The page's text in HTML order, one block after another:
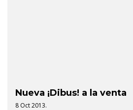
Nueva ¡Dibus! a la venta
8 Oct 2013.